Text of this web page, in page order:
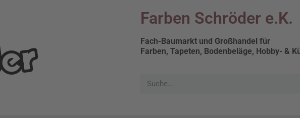
Farben Schröder e.K.
Fach-Baumarkt und Großhandel für
Farben, Tapeten, Bodenbeläge, Hobby- &